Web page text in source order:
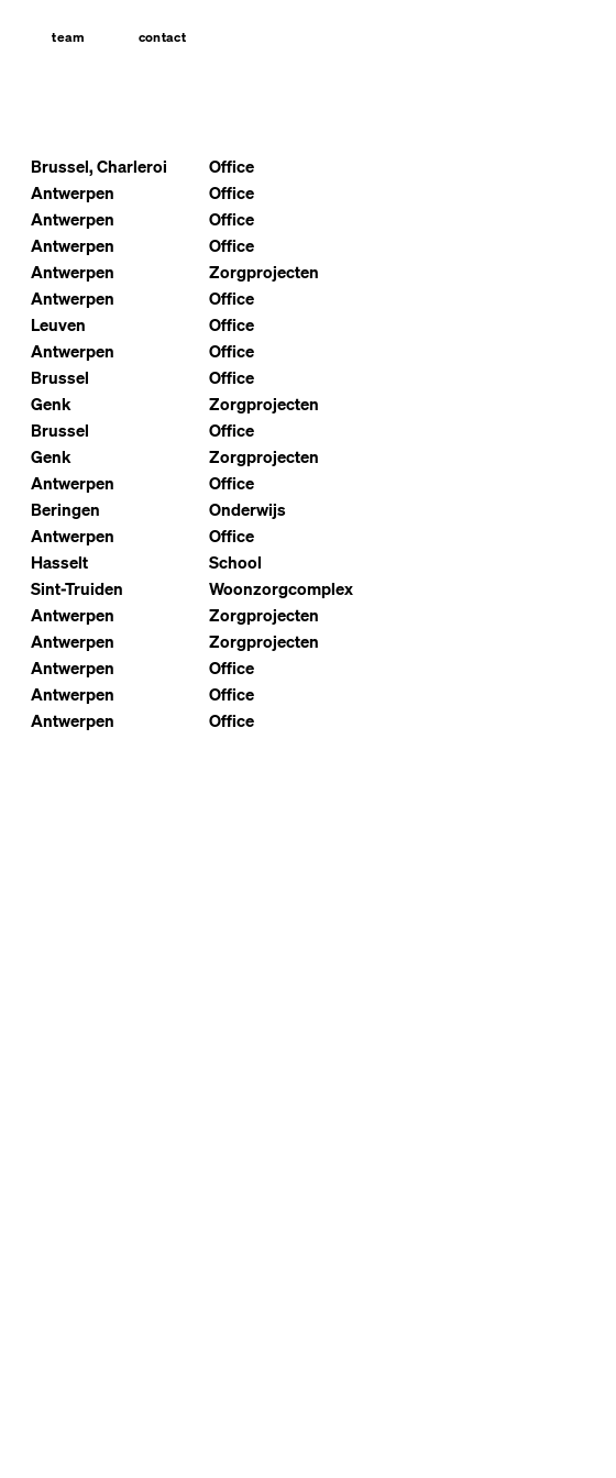
team contact
Brussel, Charleroi
Office
Antwerpen
Office
Antwerpen
Office
Antwerpen
Office
Antwerpen
Zorgprojecten
Antwerpen
Office
Leuven
Office
Antwerpen
Office
Brussel
Office
Genk
Zorgprojecten
Brussel
Office
Genk
Zorgprojecten
Antwerpen
Office
Beringen
Onderwijs
Antwerpen
Office
Hasselt
School
Sint-Truiden
Woonzorgcomplex
Antwerpen
Zorgprojecten
Antwerpen
Zorgprojecten
Antwerpen
Office
Antwerpen
Office
Antwerpen Office